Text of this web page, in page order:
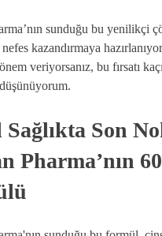
sunduğu bu yenilikçi
kazandırmaya
önem veriyorsanız, bu fırsatı
Sağlıkta Son
Pharma’nın